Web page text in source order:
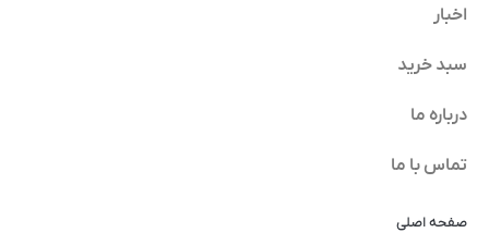
اخبار
سبد خرید
درباره ما
تماس با ما
صفحه اصلی